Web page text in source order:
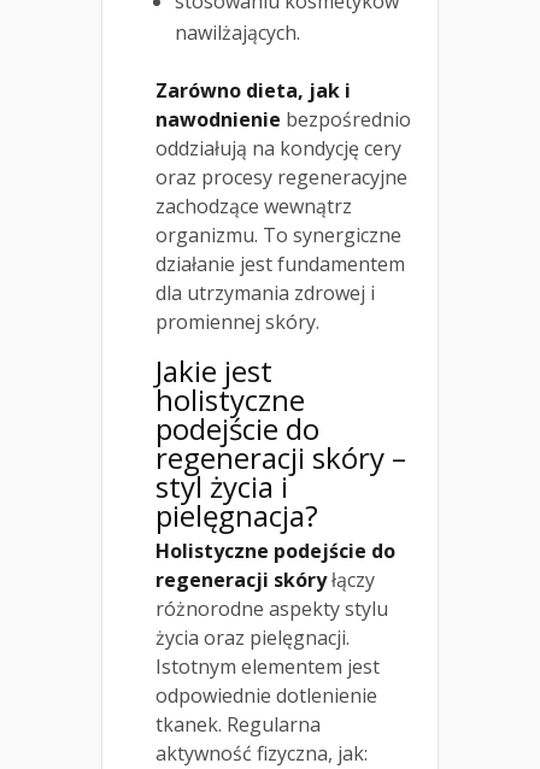
nawilżających.
Zarówno dieta, jak i
nawodnienie bezpośrednio
oddziałują na kondycję cery
oraz procesy regeneracyjne
zachodzące wewnątrz
organizmu. To synergiczne
działanie jest fundamentem
dla utrzymania zdrowej i
promiennej skóry.
Jakie jest
holistyczne
podejście do
regeneracji skóry –
styl życia i
pielęgnacja?
Holistyczne podejście do
regeneracji skóryłączy
różnorodne aspekty stylu
życia oraz pielęgnacji.
Istotnym elementem jest
odpowiednie dotlenienie
tkanek. Regularna
aktywność fizyczna, jak: